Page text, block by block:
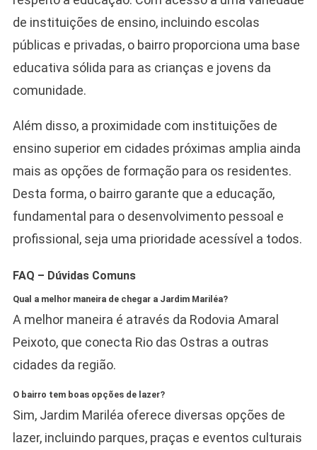
de instituições de ensino, incluindo escolas
públicas e privadas, o bairro proporciona uma base
educativa sólida para as crianças e jovens da
comunidade.
Além disso, a proximidade com instituições de
ensino superior em cidades próximas amplia ainda
mais as opções de formação para os residentes.
Desta forma, o bairro garante que a educação,
fundamental para o desenvolvimento pessoal e
profissional, seja uma prioridade acessível a todos.
FAQ – Dúvidas Comuns
Qual a melhor maneira de chegar a Jardim Mariléa?
A melhor maneira é através da Rodovia Amaral
Peixoto, que conecta Rio das Ostras a outras
cidades da região.
O bairro tem boas opções de lazer?
Sim, Jardim Mariléa oferece diversas opções de
lazer, incluindo parques, praças e eventos culturais